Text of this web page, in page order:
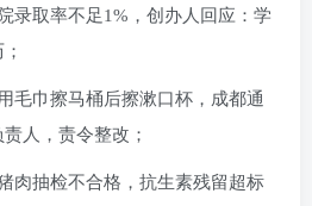
录取率不足1%，创办人回应：学
毛巾擦马桶后擦漱口杯，成都通
人，责令整改；
肉抽检不合格，抗生素残留超标